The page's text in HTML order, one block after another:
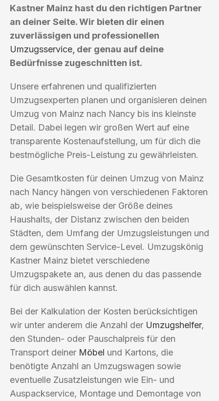
Kastner Mainz hast du den richtigen Partner
an deiner Seite. Wir bieten dir einen
zuverlässigen und professionellen
Umzugsservice , der genau auf deine
Bedürfnisse zugeschnitten ist.
Unsere erfahrenen und qualifizierten
Umzugsexperten planen und organisieren deinen
Umzug von Mainz nach Nancy bis ins kleinste
Detail. Dabei legen wir großen Wert auf eine
transparente Kostenaufstellung, um für dich die
bestmögliche Preis-Leistung zu gewährleisten.
Die Gesamtkosten für deinen Umzug von Mainz
nach Nancy hängen von verschiedenen Faktoren
ab, wie beispielsweise der Größe deines
Haushalts, der Distanz zwischen den beiden
Städten, dem Umfang der Umzugsleistungen und
dem gewünschten Service-Level. Umzugskönig
Kastner Mainz bietet verschiedene
Umzugspakete an, aus denen du das passende
für dich auswählen kannst.
Bei der Kalkulation der Kosten berücksichtigen
wir unter anderem die Anzahl der Umzugshelfer,
den Stunden- oder Pauschalpreis für den
Transport deiner Möbel und Kartons, die
benötigte Anzahl an Umzugswagen sowie
eventuelle Zusatzleistungen wie Ein- und
Auspackservice, Montage und Demontage von